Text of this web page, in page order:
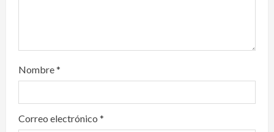
Nombre*
Correo electrónico *